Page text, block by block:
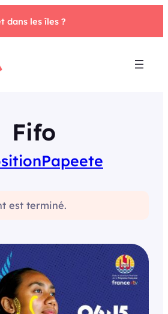
dans les îles ?
Fifo
Papeete
est terminé.